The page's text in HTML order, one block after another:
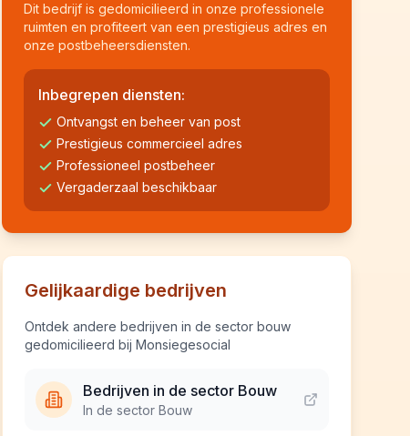
Dit bedrijf is gedomicilieerd in onze professionele
ruimten en profiteert van een prestigieus adres en
onze postbeheersdiensten.
Inbegrepen diensten:
Ontvangst en beheer van post
Prestigieus commercieel adres
Professioneel postbeheer
Vergaderzaal beschikbaar
Gelijkaardige bedrijven
Ontdek andere bedrijven in de sector bouw
gedomicilieerd bij Monsiegesocial
Bedrijven in de sector Bouw
In de sector Bouw